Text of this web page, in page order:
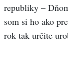
republiky –
som si ho ako
rok tak určite